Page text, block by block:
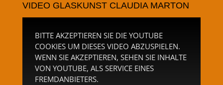
VIDEO GLASKUNST CLAUDIA MARTON
BITTE AKZEPTIEREN SIE DIE YOUTUBE
COOKIES UM DIESES VIDEO ABZUSPIELEN.
WENN SIE AKZEPTIEREN, SEHEN SIE INHALTE
VON YOUTUBE, ALS SERVICE EINES
FREMDANBIETERS.